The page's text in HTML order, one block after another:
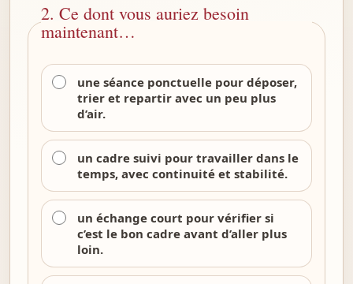
2. Ce dont vous auriez besoin
maintenant…
une séance ponctuelle pour déposer,
trier et repartir avec un peu plus
d’air.
un cadre suivi pour travailler dans le
temps, avec continuité et stabilité.
un échange court pour vérifier si
c’est le bon cadre avant d’aller plus
loin.